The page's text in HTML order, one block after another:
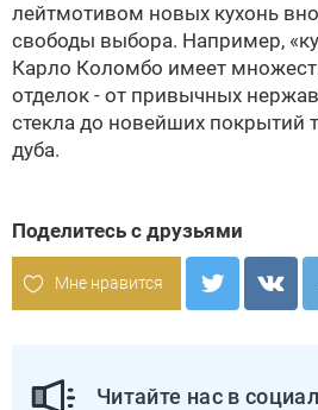
лейтмотивом новых кухонь
свободы выбора. Например,
Карло Коломбо имеет
отделок - от привычных
стекла до новейших покрытий
дуба.
Поделитесь с друзьями
Мне нравится
Читайте нас в